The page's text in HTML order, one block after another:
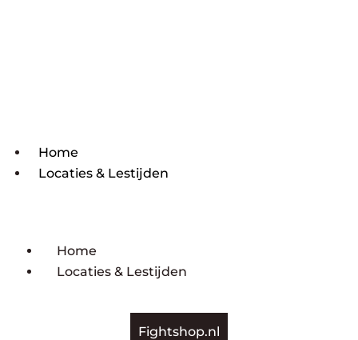
Home
Locaties & Lestijden
Home
Locaties & Lestijden
Fightshop.nl